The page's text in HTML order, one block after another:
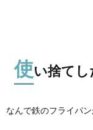
使い捨て
なんで鉄のフライパ